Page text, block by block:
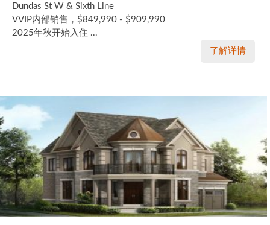
Dundas St W & Sixth Line
VVIP内部销售，$849,990 - $909,990
2025年秋开始入住 ...
了解详情